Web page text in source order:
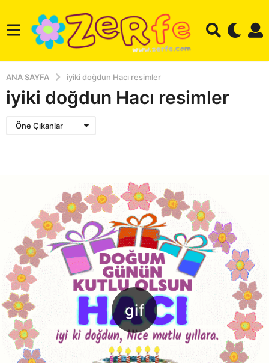
ANA SAYFA iyiki doğdun Hacı resimler
iyiki doğdun Hacı resimler
Öne Çıkanlar